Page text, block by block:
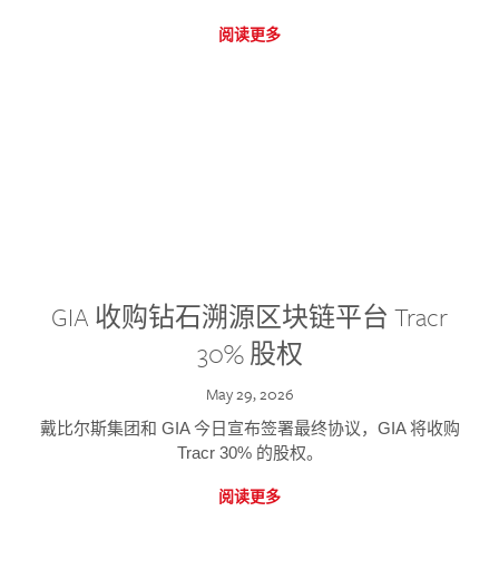
阅读更多
GIA 收购钻石溯源区块链平台 Tracr
30% 股权
May 29, 2026
戴比尔斯集团和 GIA 今日宣布签署最终协议，GIA 将收购
Tracr 30% 的股权。
阅读更多